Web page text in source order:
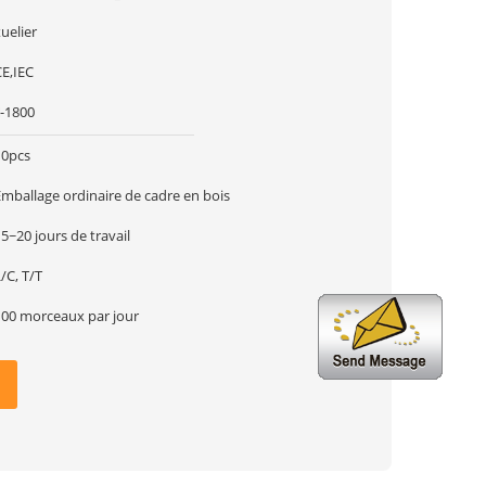
1800
ordinaire de cadre en bois
jours de travail
C, T/T
morceaux par jour